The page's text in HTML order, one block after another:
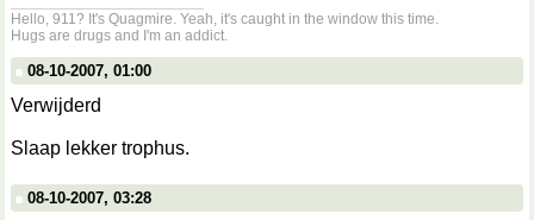
Hello, 911? It's Quagmire. Yeah, it's caught in the window this time.
Hugs are drugs and I'm an addict.
08-10-2007, 01:00
Verwijderd
Slaap lekker trophus.
08-10-2007, 03:28